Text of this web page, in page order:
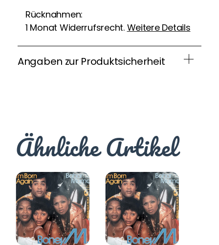
Rücknahmen:
1 Monat Widerrufsrecht. Weitere Details
Angaben zur Produktsicherheit
Ähnliche Artikel